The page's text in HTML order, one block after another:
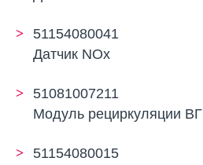
51154080041
Датчик NOx
51081007211
Модуль рециркуляции ВГ
51154080015